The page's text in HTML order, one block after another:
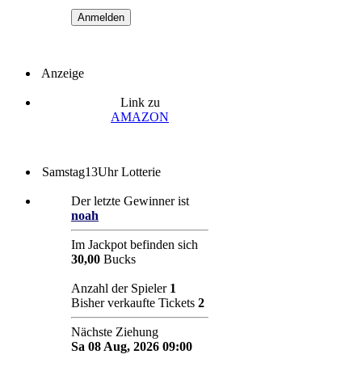
Anzeige
Link zu
AMAZON
Samstag13Uhr Lotterie
Der letzte Gewinner ist
noah
Im Jackpot befinden sich
30,00 Bucks
Anzahl der Spieler 1
Bisher verkaufte Tickets 2
Nächste Ziehung
Sa 08 Aug, 2026 09:00